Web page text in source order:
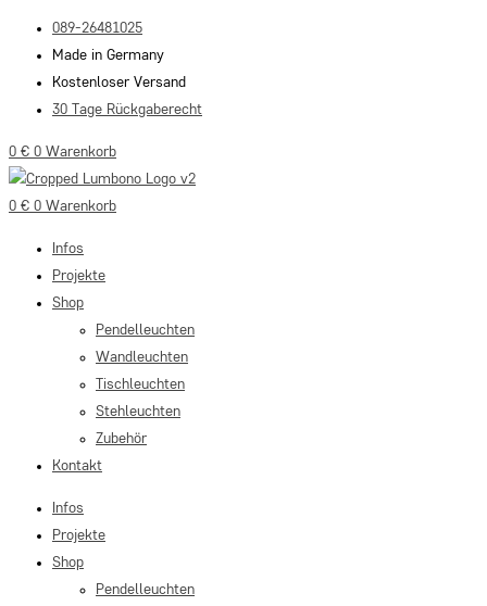
Inhalt
springen
089-26481025
Made in Germany
Kostenloser Versand
30 Tage Rückgaberecht
0 € 0 Warenkorb
0 € 0 Warenkorb
Infos
Projekte
Shop
Pendelleuchten
Wandleuchten
Tischleuchten
Stehleuchten
Zubehör
Kontakt
Infos
Projekte
Shop
Pendelleuchten